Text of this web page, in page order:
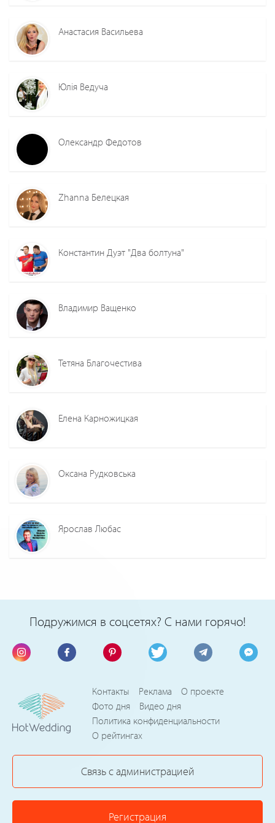
Анастасия Васильева
Юлія Ведуча
Олександр Федотов
Zhanna Белецкая
Константин Дуэт "Два болтуна"
Владимир Ващенко
Тетяна Благочестива
Елена Карножицкая
Оксана Рудковська
Ярослав Любас
Подружимся в соцсетях? С нами горячо!
Контакты Реклама
О проекте
Фото дня
Видео дня
Политика конфиденциальности
О рейтингах
Связь с администрацией
Регистрация